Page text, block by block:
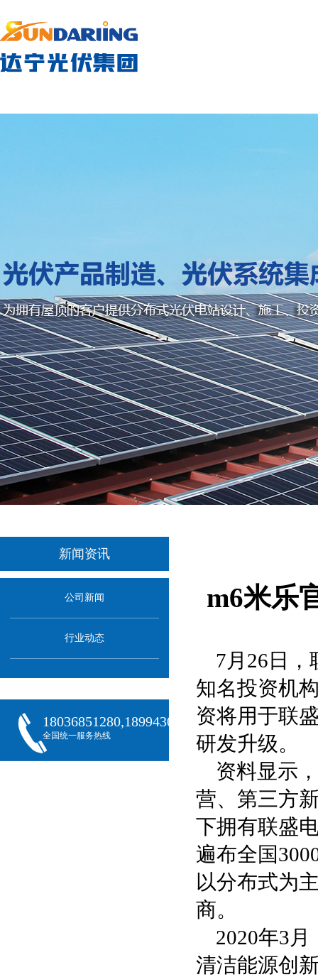
新闻资讯
公司新闻
行业动态
18036851280,18994301288,18068407382
全国统一服务热线
m6米乐
7月26日
知名投资机
资将用于联
研发升级。
资料显示
营、第三方
下拥有联盛
遍布全国
以分布式为
商。
2020年3
清洁能源创